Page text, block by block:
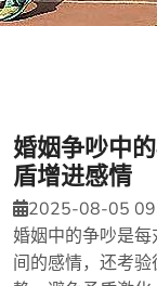
婚姻争吵中
盾增进感情
2025-08-05
婚姻中的争吵是
间的感情，还考